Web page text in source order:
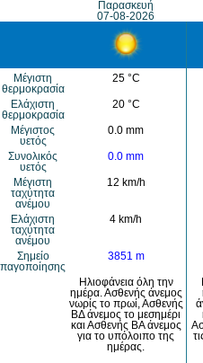
Παρασκευή
07-08-2026
Μέγιστη
θερμοκρασία
25 °C
Eλάχιστη
θερμοκρασία
20 °C
Μέγιστος
υετός
0.0 mm
Συνολικός
υετός
0.0 mm
Mέγιστη
ταχύτητα
ανέμου
12 km/h
Eλάχιστη
ταχύτητα
ανέμου
4 km/h
Σημείο
παγοποίησης
3851 m
Ηλιοφάνεια όλη την
ημέρα. Ασθενής άνεμος
νωρίς το πρωί, Ασθενής
ΒΔ άνεμος το μεσημέρι
και Ασθενής ΒΑ άνεμος
για το υπόλοιπο της
ημέρας.